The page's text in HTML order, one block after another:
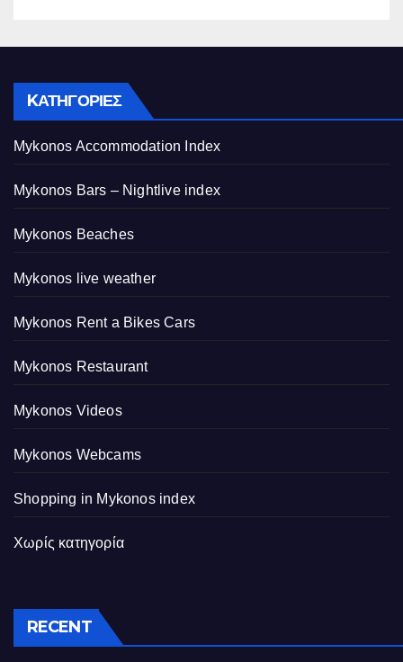
KΑΤΗΓΟΡΊΕΣ
Mykonos Accommodation Index
Mykonos Bars – Nightlive index
Mykonos Beaches
Mykonos live weather
Mykonos Rent a Bikes Cars
Mykonos Restaurant
Mykonos Videos
Mykonos Webcams
Shopping in Mykonos index
Χωρίς κατηγορία
RECENT